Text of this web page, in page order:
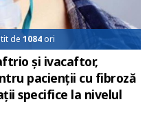
de1084 ori
și ivacaftor,
pacienții cu fibroză
specifice la nivelul